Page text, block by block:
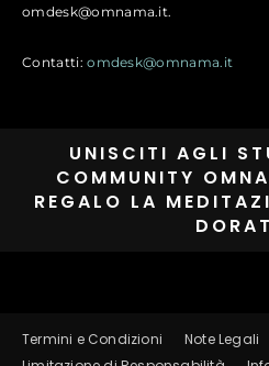
omdesk@omnama.it.
Contatti:omdesk@omnama.it
UNISCITI AGLI
COMMUNITY
REGALO LA
Termini e Condizioni
Note Legali